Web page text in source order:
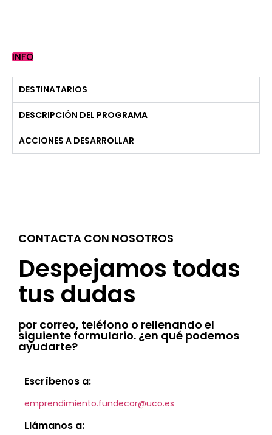
INFO
DESTINATARIOS
DESCRIPCIÓN DEL PROGRAMA
ACCIONES A DESARROLLAR
CONTACTA CON NOSOTROS
Despejamos todas
tus dudas
por correo, teléfono o rellenando el
siguiente formulario. ¿en qué podemos
ayudarte?
Escríbenos a:
emprendimiento.fundecor@uco.es
Llámanos a: